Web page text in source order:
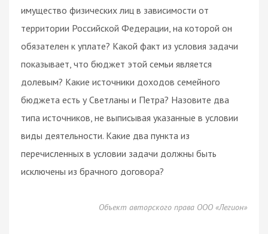
имущество физических лиц в зависимости от
территории Российской Федерации, на которой он
обязателен к уплате? Какой факт из условия задачи
показывает, что бюджет этой семьи является
долевым? Какие источники доходов семейного
бюджета есть у Светланы и Петра? Назовите два
типа источников, не выписывая указанные в условии
виды деятельности. Какие два пункта из
перечисленных в условии задачи должны быть
исключены из брачного договора?
Объект авторского права ООО «Легион»